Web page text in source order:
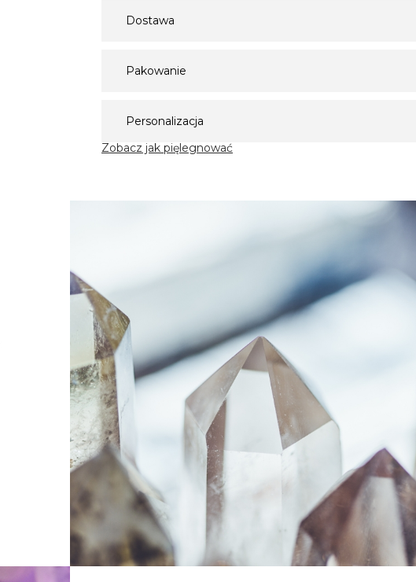
Dostawa
Pakowanie
Personalizacja
Zobacz jak pięlegnować